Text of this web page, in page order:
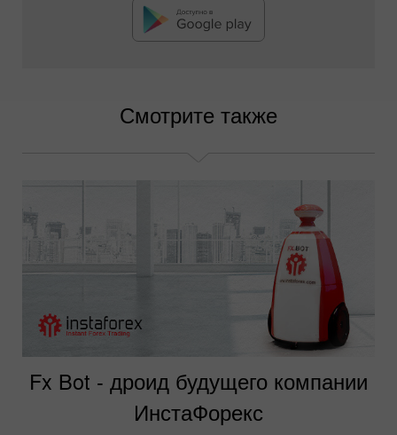
Смотрите также
Fx Bot - дроид будущего компании
ИнстаФорекс